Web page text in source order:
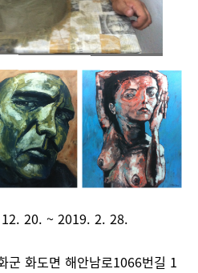
20. ~ 2019. 2. 28.
군 화도면 해안남로1066번길 1